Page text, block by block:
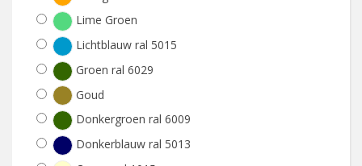
Lime Groen
Lichtblauw ral 5015
Groen ral 6029
Goud
Donkergroen ral 6009
Donkerblauw ral 5013